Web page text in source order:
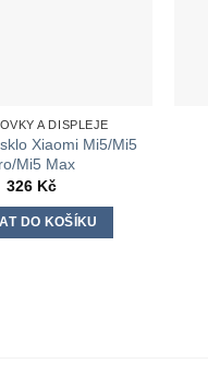
A DISPLEJE
Xiaomi Mi5/Mi5
Mi5 Max
326 Kč
DO KOŠÍKU